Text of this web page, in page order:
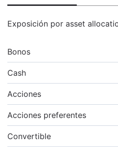
Exposición por asset
Bonos
Cash
Acciones
Acciones preferentes
Convertible